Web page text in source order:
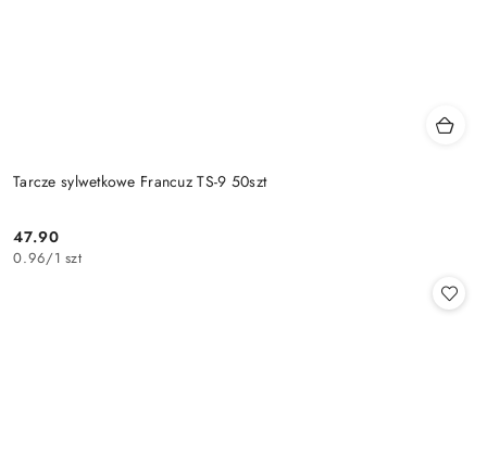
Tarcze sylwetkowe Francuz TS-9 50szt
Cena:
47.90
0.96/1 szt